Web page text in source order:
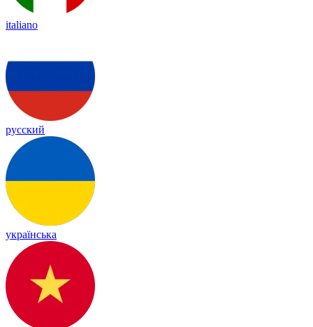
italiano
русский
українська